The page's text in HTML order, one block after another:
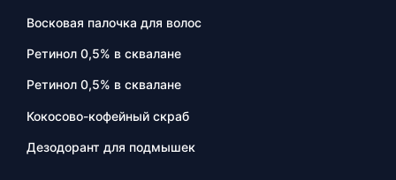
Восковая палочка для волос
Ретинол 0,5% в сквалане
Ретинол 0,5% в сквалане
Кокосово-кофейный скраб
Дезодорант для подмышек